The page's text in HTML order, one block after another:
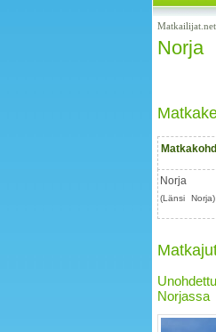
Matkailijat.net
Norja
Norja
(Länsi Norja)
Norjassa